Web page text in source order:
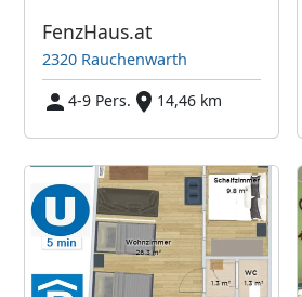
FenzHaus.at
2320 Rauchenwarth
4-9 Pers.
14,46 km